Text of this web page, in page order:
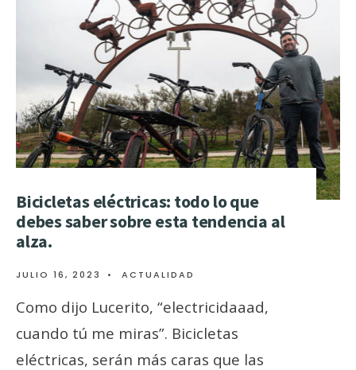
Bicicletas eléctricas: todo lo que
debes saber sobre esta tendencia al
alza.
JULIO 16, 2023 • ACTUALIDAD
Como dijo Lucerito, “electricidaaad,
cuando tú me miras”. Bicicletas
eléctricas, serán más caras que las